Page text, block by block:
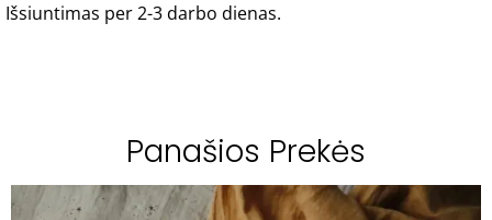
Išsiuntimas per 2-3 darbo dienas.
Panašios Prekės